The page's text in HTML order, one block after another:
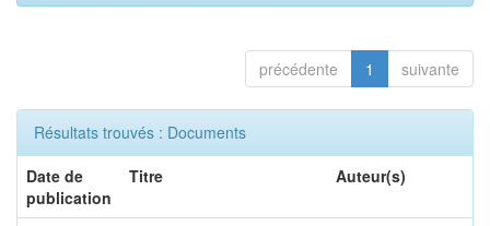
précédente 1 suivante
Résultats trouvés : Documents
Date de
publication
Titre Auteur(s)